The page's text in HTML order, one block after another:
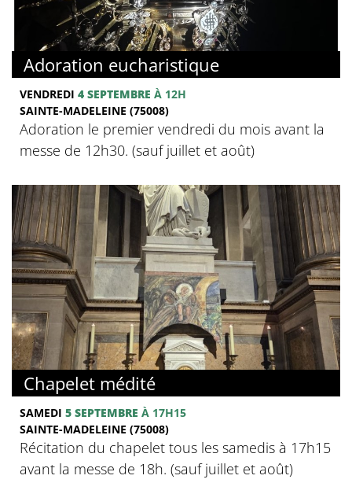
Adoration eucharistique
VENDREDI 4 SEPTEMBRE À 12H
SAINTE-MADELEINE (75008)
Adoration le premier vendredi du mois avant la
messe de 12h30. (sauf juillet et août)
Chapelet médité
SAMEDI 5 SEPTEMBRE À 17H15
SAINTE-MADELEINE (75008)
Récitation du chapelet tous les samedis à 17h15
avant la messe de 18h. (sauf juillet et août)